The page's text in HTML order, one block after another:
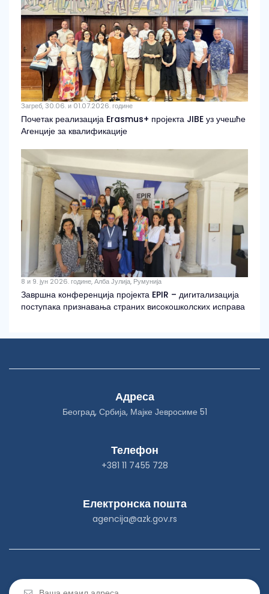
Загреб, 30.06. и 01.07.2026. године
Почетак реализација Erasmus+ пројекта JIBE уз учешће
Агенције за квалификације
8 и 9. јун 2026. године, Алба Јулија, Румунија
Завршна конференција пројекта EPIR – дигитализација
поступака признавања страних високошколских исправа
Адреса
Београд, Србија, Мајке Јевросиме 51
Телефон
+381 11 7455 728
Електронска пошта
agencija@azk.gov.rs